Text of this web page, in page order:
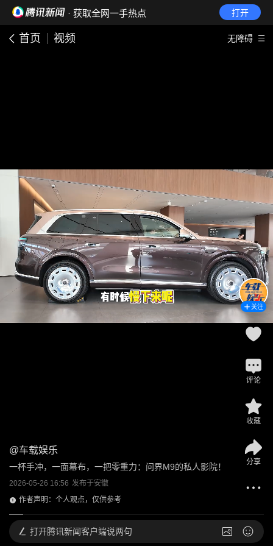
· 获取全网一手热点 打开
首页 视频 无障碍
@车载娱乐
一杯手冲，一面幕布，一把零重力：问界M9的私人影院！
2026-05-26 16:56 发布于安徽
作者声明：个人观点，仅供参考
关注
评论
收藏
分享
打开腾讯新闻客户端说两句